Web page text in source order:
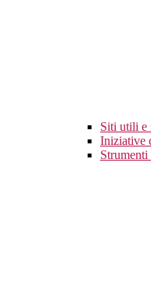
Siti utili e
Iniziative